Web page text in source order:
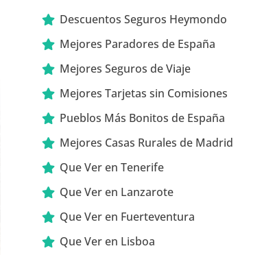
Descuentos Seguros Heymondo
Mejores Paradores de España
Mejores Seguros de Viaje
Mejores Tarjetas sin Comisiones
Pueblos Más Bonitos de España
Mejores Casas Rurales de Madrid
Que Ver en Tenerife
Que Ver en Lanzarote
Que Ver en Fuerteventura
Que Ver en Lisboa